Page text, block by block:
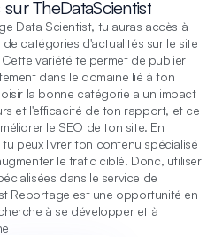
TheDataScientist
Data Scientist, tu auras accès à
catégories d'actualités sur le site
variété te permet de publier
dans le domaine lié à ton
la bonne catégorie a un impact
et l'efficacité de ton rapport, et ce
le SEO de ton site. En
peux livrer ton contenu spécialisé
le trafic ciblé. Donc, utiliser
dans le service de
Reportage est une opportunité en
à se développer et à